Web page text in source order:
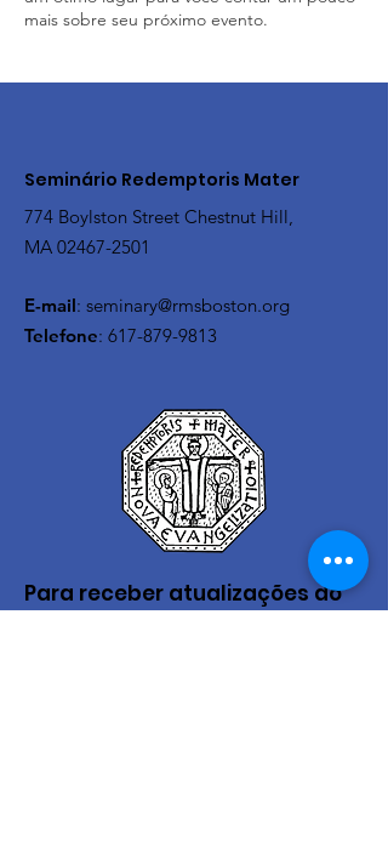
mais sobre seu próximo evento.
Seminário Redemptoris Mater
774 Boylston Street Chestnut Hill,
MA 02467-2501
E-mail: seminary@rmsboston.org
Telefone: 617-879-9813
Para receber atualizações do